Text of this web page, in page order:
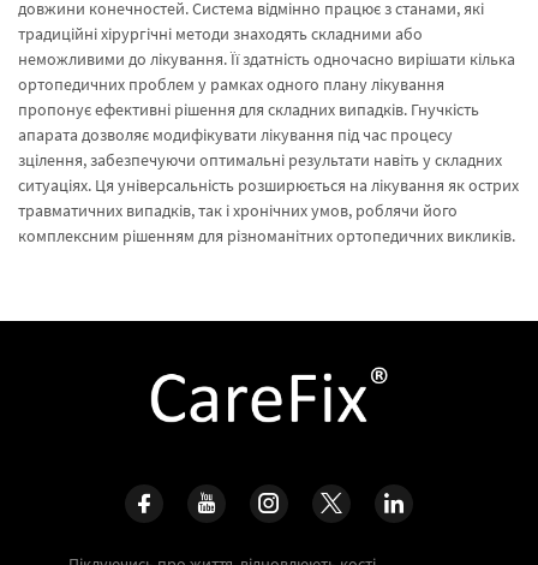
довжини конечностей. Система відмінно працює з станами, які
традиційні хірургічні методи знаходять складними або
неможливими до лікування. Її здатність одночасно вирішати кілька
ортопедичних проблем у рамках одного плану лікування
пропонує ефективні рішення для складних випадків. Гнучкість
апарата дозволяє модифікувати лікування під час процесу
зцілення, забезпечуючи оптимальні результати навіть у складних
ситуаціях. Ця універсальність розширюється на лікування як острих
травматичних випадків, так і хронічних умов, роблячи його
комплексним рішенням для різноманітних ортопедичних викликів.